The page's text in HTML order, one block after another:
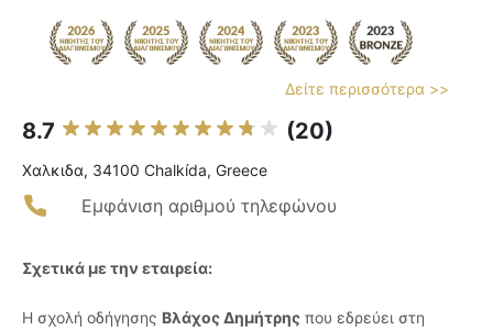
Δείτε περισσότερα >>
8.7 (20)
Χαλκιδα, 34100 Chalkída, Greece
Εμφάνιση αριθμού τηλεφώνου
Σχετικά με την εταιρεία:
Η σχολή οδήγησης Βλάχος Δημήτρης που εδρεύει στη